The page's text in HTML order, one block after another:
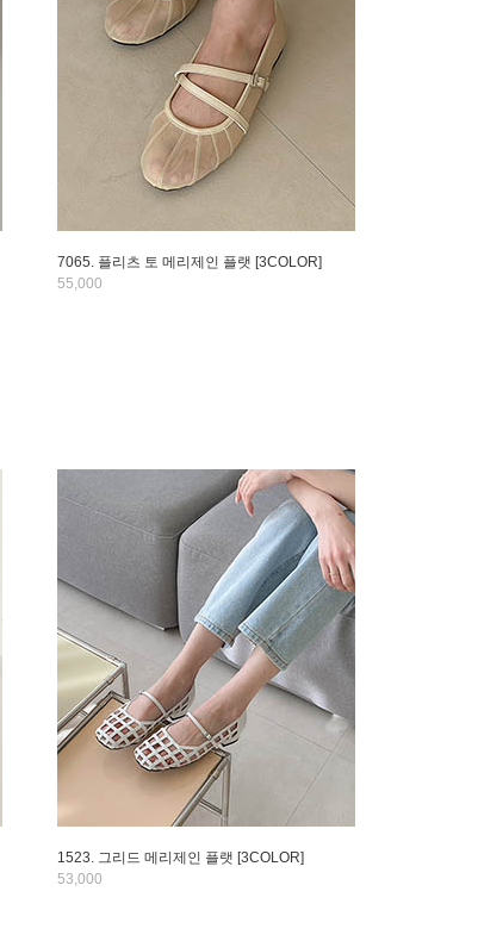
7065. 플리츠 토 메리제인 플랫 [3COLOR]
55,000
1523. 그리드 메리제인 플랫 [3COLOR]
53,000